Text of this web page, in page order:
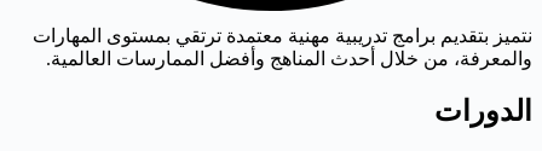
نتميز بتقديم برامج تدريبية مهنية معتمدة ترتقي بمستوى المهارات
والمعرفة، من خلال أحدث المناهج وأفضل الممارسات العالمية.
الدورات